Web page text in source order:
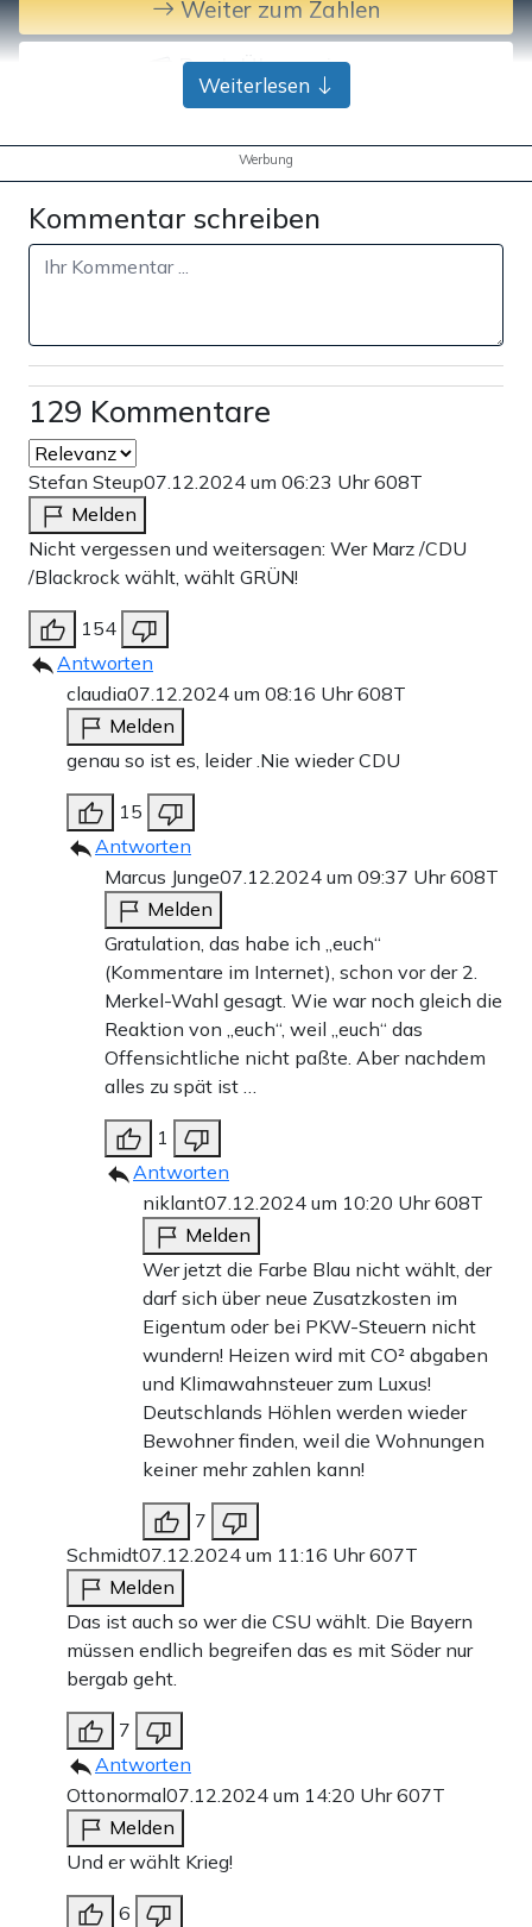
Weiter zum Zahlen
Bank-Überweisung
Weiterlesen
Werbung
Kommentar schreiben
129 Kommentare
Stefan Steup07.12.2024 um 06:23 Uhr608T
Melden
Nicht vergessen und weitersagen: Wer Marz /CDU
/Blackrock wählt, wählt GRÜN!
154
Antworten
claudia07.12.2024 um 08:16 Uhr608T
Melden
genau so ist es, leider .Nie wieder CDU
15
Antworten
Marcus Junge07.12.2024 um 09:37 Uhr608T
Melden
Gratulation, das habe ich „euch“
(Kommentare im Internet), schon vor der 2.
Merkel-Wahl gesagt. Wie war noch gleich die
Reaktion von „euch“, weil „euch“ das
Offensichtliche nicht paßte. Aber nachdem
alles zu spät ist …
1
Antworten
niklant07.12.2024 um 10:20 Uhr608T
Melden
Wer jetzt die Farbe Blau nicht wählt, der
darf sich über neue Zusatzkosten im
Eigentum oder bei PKW-Steuern nicht
wundern! Heizen wird mit CO² abgaben
und Klimawahnsteuer zum Luxus!
Deutschlands Höhlen werden wieder
Bewohner finden, weil die Wohnungen
keiner mehr zahlen kann!
7
Schmidt07.12.2024 um 11:16 Uhr607T
Melden
Das ist auch so wer die CSU wählt. Die Bayern
müssen endlich begreifen das es mit Söder nur
bergab geht.
7
Antworten
Ottonormal07.12.2024 um 14:20 Uhr607T
Melden
Und er wählt Krieg!
6